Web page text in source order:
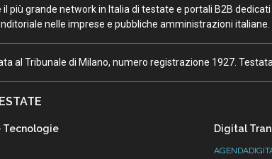
il più grande network in Italia di testate e portali B2B
nelle imprese e pubbliche amministrazioni italiane.
al Tribunale di Milano, numero registrazione 1927.
Tecnologie Digital